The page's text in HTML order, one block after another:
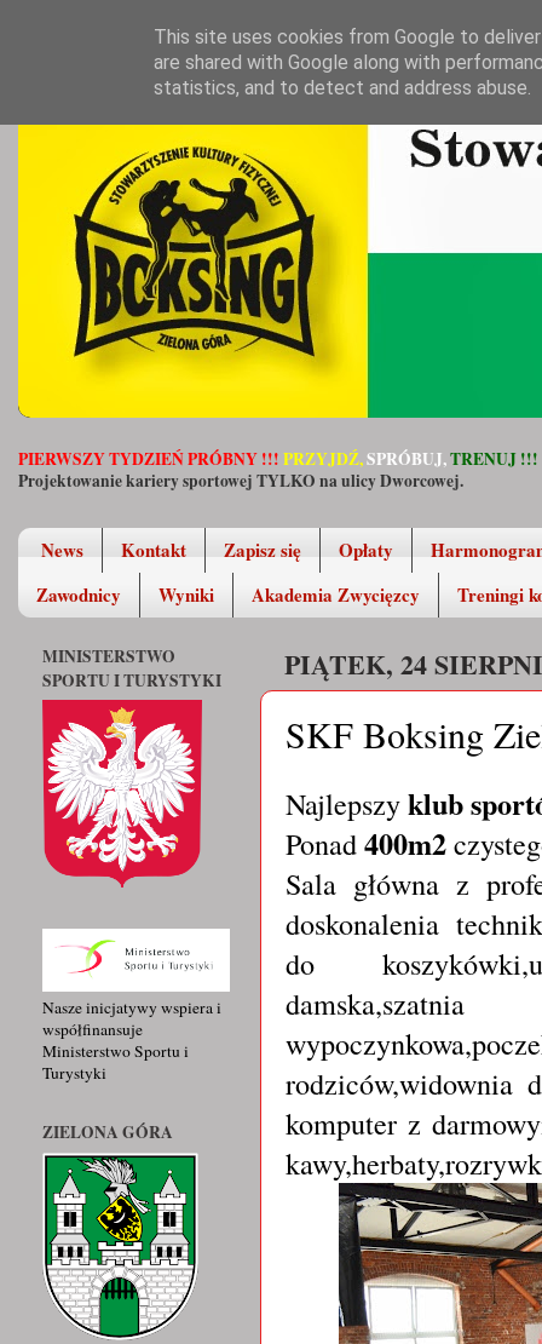
PIERWSZY TYDZIEŃ PRÓBNY !!! PRZYJDŹ,SPRÓBUJ,TRENUJ !!!
Projektowanie kariery sportowej TYLKO na ulicy Dworcowej.
News Kontakt Zapisz się Opłaty
Zawodnicy
Wyniki Akademia Zwycięzcy Treningi
PIĄTEK, 24
SKF Boksing
Najlepszyklub
Ponad400m2
Sala główna z
doskonalenia technik
do
damska,szatnia
rodziców,widownia
komputer z
MINISTERSTWO
SPORTU I TURYSTYKI
Nasze inicjatywy wspiera i
współfinansuje
Ministerstwo Sportu i
Turystyki
ZIELONA GÓRA
This site uses cookies from Google to
are shared with Google along with
statistics, and to detect and address abuse.